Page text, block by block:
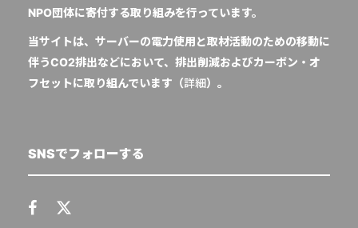
NPO団体に寄付する取り組みを行っています。
当サイトは、サーバーの電力使用と取材活動のための移動に
伴うCO2排出などにおいて、排出削減およびカーボン・オ
フセットに取り組んでいます（詳細）。
SNSでフォローする